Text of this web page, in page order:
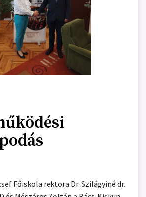
Főiskola rektora Dr. Szilágyiné dr.